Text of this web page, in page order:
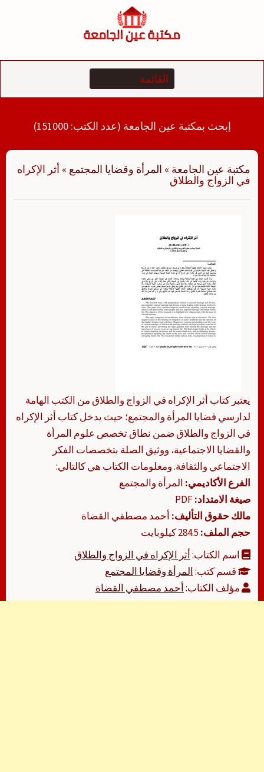
إبحث بمكتبة عين الجامعة (عدد الكتب: 151000)
مكتبة عين الجامعة » المرأة وقضايا المجتمع » أثر الإكراه
في الزواج والطلاق
يعتبر كتاب أثر الإكراه في الزواج والطلاق من الكتب الهامة
لدارسي قضايا المرأة والمجتمع؛ حيث يدخل كتاب أثر الإكراه
في الزواج والطلاق ضمن نطاق تخصص علوم المرأة
والقضايا الاجتماعية، ووثيق الصلة بتخصصات الفكر
الاجتماعي والثقافة. ومعلومات الكتاب هي كالتالي:
الفرع الأكاديمي: المرأة والمجتمع
صيغة الامتداد:
مالك حقوق التأليف: أحمد مصطفي القضاة
حجم الملف:
اسم الكتاب:أثر الإكراه في الزواج والطلاق
قسم كتب:المرأة وقضايا المجتمع
مؤلف الكتاب:أحمد مصطفي القضاة